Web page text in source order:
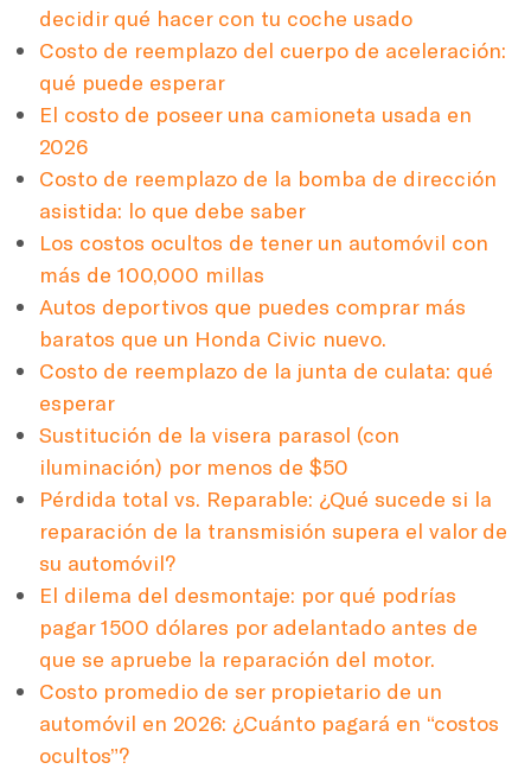
decidir qué hacer con tu coche usado
Costo de reemplazo del cuerpo de aceleración:
qué puede esperar
El costo de poseer una camioneta usada en
2026
Costo de reemplazo de la bomba de dirección
asistida: lo que debe saber
Los costos ocultos de tener un automóvil con
más de 100,000 millas
Autos deportivos que puedes comprar más
baratos que un Honda Civic nuevo.
Costo de reemplazo de la junta de culata: qué
esperar
Sustitución de la visera parasol (con
iluminación) por menos de $50
Pérdida total vs. Reparable: ¿Qué sucede si la
reparación de la transmisión supera el valor de
su automóvil?
El dilema del desmontaje: por qué podrías
pagar 1500 dólares por adelantado antes de
que se apruebe la reparación del motor.
Costo promedio de ser propietario de un
automóvil en 2026: ¿Cuánto pagará en “costos
ocultos”?